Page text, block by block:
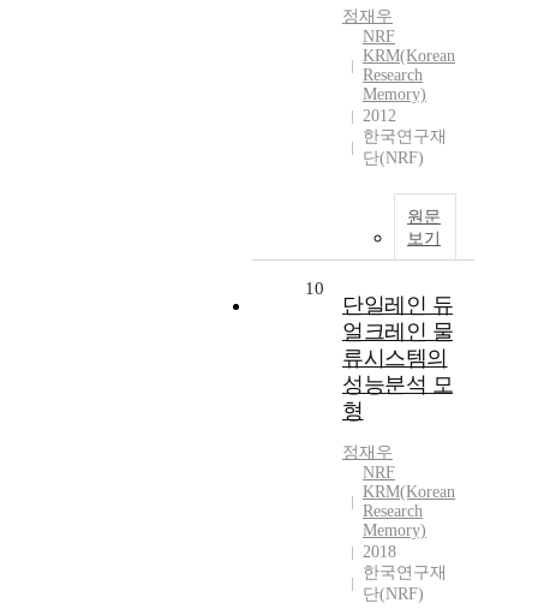
정재우
NRF
KRM(Korean
Research
Memory)
2012
한국연구재
단(NRF)
원문
보기
10
단일레인 듀
얼크레인 물
류시스템의
성능분석 모
형
정재우
NRF
KRM(Korean
Research
Memory)
2018
한국연구재
단(NRF)